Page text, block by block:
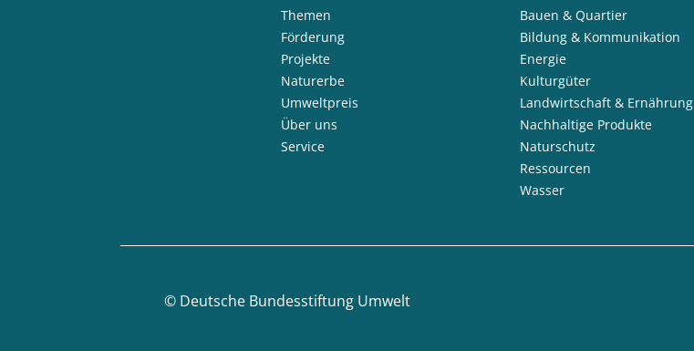
Themen
Förderung
Projekte
Naturerbe
Umweltpreis
Über uns
Service
Bauen & Quartier
Bildung & Kommunikation
Energie
Kulturgüter
Landwirtschaft & Ernährung
Nachhaltige Produkte
Naturschutz
Ressourcen
Wasser
© Deutsche Bundesstiftung Umwelt